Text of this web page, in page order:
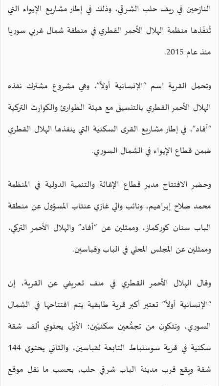
النازحين في ريف حلب الشرقي، وذلك في إطار مشاريع الإيواء التي
تُنفّذها منظمة الهلال الأحمر القطري في منطقة شمال غربي سوريا
منذ عام 2015.
وتحمل القرية اسم “الإنسانية أولاً”، وهي مشروع مشترك نفذه
الهلال الأحمر القطري بالتنسيق مع هيئة الطوارئ والكوارث التركية
“آفاد”، في إطار مشاريع القرى السكنية التي ينفذها الهلال القطري
ضمن قطاع الإيواء في الشمال السوري.
وحضر الافتتاح مدير قطاع الإغاثة والتنمية الدولية في المنظمة
محمد صلاح إبراهيم، ونائب والي غازي عنتاب المسؤول عن منطقة
الباب سنان كوركماز، وممثلين عن “آفاد” والهلال الأحمر التركي،
وممثلين عن المجلس المحلي في الباب وقباسين.
وقال الهلال الأحمر القطري في ملف تعريفي عن القرية، إن
“الإنسانية أولاً” تعتبر أكبر قرية طابقية يتم افتتاحها في الشمال
السوري، وتتكون من تجمُّعين سكنيّين؛ الأول يحتوي ألف شقة
سكنية في قرية سوسنباط التابعة لقباسين، والثاني يحتوي 144
شقة ويقع قرب مدينة الباب شرقي حلب، بحسب ما نقل موقع